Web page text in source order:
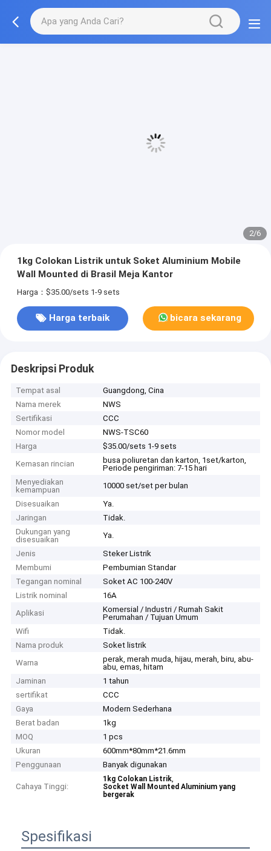
3/6
1kg Colokan Listrik untuk Soket Aluminium Mobile
Wall Mounted di Brasil Meja Kantor
Harga：$35.00/sets 1-9 sets
Harga terbaik bicara sekarang
Deskripsi Produk
Tempat asal
Guangdong, Cina
Nama merek
NWS
Sertifikasi
CCC
Nomor model
NWS-TSC60
Harga
$35.00/sets 1-9 sets
Kemasan rincian
busa poliuretan dan karton, 1set/karton,
Periode pengiriman: 7-15 hari
Menyediakan
kemampuan
10000 set/set per bulan
Disesuaikan
Ya.
Jaringan
Tidak.
Dukungan yang
disesuaikan
Ya.
Jenis
Steker Listrik
Membumi
Pembumian Standar
Tegangan nominal
Soket AC 100-240V
Listrik nominal
16A
Aplikasi
Komersial / Industri / Rumah Sakit
Perumahan / Tujuan Umum
Wifi
Tidak.
Nama produk
Soket listrik
Warna
perak, merah muda, hijau, merah, biru, abu-
abu, emas, hitam
Jaminan
1 tahun
sertifikat
CCC
Gaya
Modern Sederhana
Berat badan
1kg
MOQ
1 pcs
Ukuran
600mm*80mm*21.6mm
Penggunaan
Banyak digunakan
Cahaya Tinggi:
1kg Colokan Listrik,
Socket Wall Mounted Aluminium yang
bergerak
Spesifikasi